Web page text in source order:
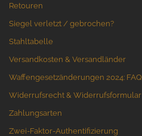
Retouren
Siegel verletzt / gebrochen?
Stahltabelle
Versandkosten & Versandländer
Waffengesetzänderungen 2024: FAQ
Widerrufsrecht & Widerrufsformular
Zahlungsarten
Zwei-Faktor-Authentifizierung